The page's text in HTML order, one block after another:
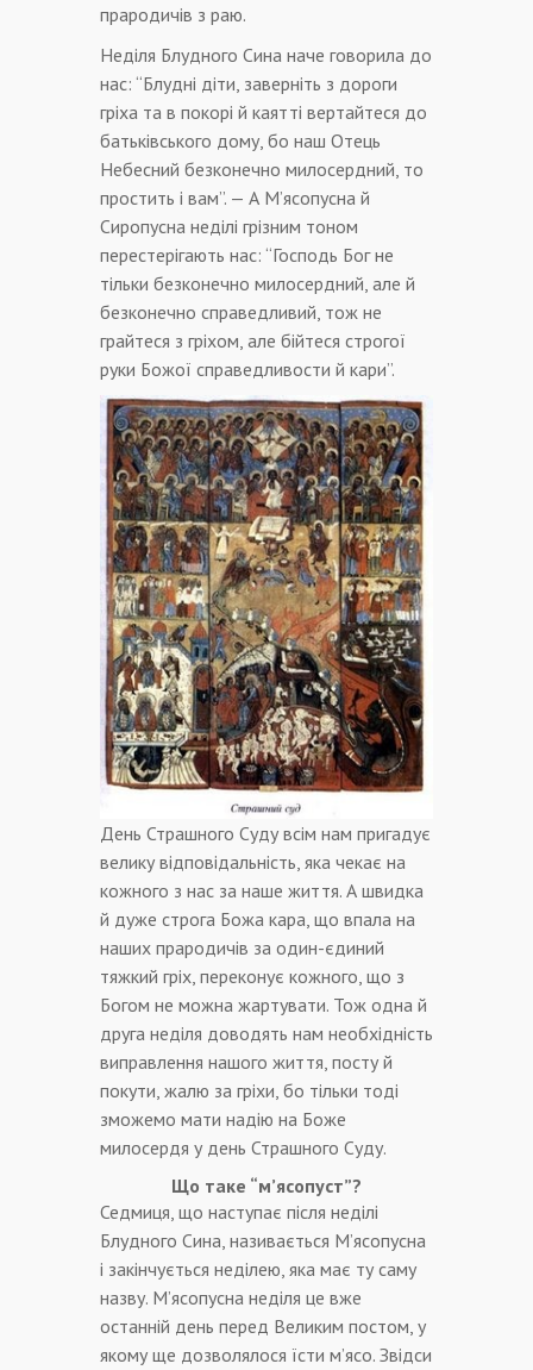
прародичів з раю.
Неділя Блудного Сина наче говорила до
нас: “Блудні діти, заверніть з дороги
гріха та в покорі й каятті вертайтеся до
батьківського дому, бо наш Отець
Небесний безконечно милосердний, то
простить і вам”. — А М’ясопусна й
Сиропусна неділі грізним тоном
перестерігають нас: “Господь Бог не
тільки безконечно милосердний, але й
безконечно справедливий, тож не
грайтеся з гріхом, але бійтеся строгої
руки Божої справедливости й кари”.
День Страшного Суду всім нам пригадує
велику відповідальність, яка чекає на
кожного з нас за наше життя. А швидка
й дуже строга Божа кара, що впала на
наших прародичів за один-єдиний
тяжкий гріх, переконує кожного, що з
Богом не можна жартувати. Тож одна й
друга неділя доводять нам необхідність
виправлення нашого життя, посту й
покути, жалю за гріхи, бо тільки тоді
зможемо мати надію на Боже
милосердя у день Страшного Суду.
Що таке “м’ясопуст”?
Седмиця, що наступає після неділі
Блудного Сина, називається М’ясопусна
і закінчується неділею, яка має ту саму
назву. М’ясопусна неділя це вже
останній день перед Великим постом, у
якому ще дозволялося їсти м’ясо. Звідси